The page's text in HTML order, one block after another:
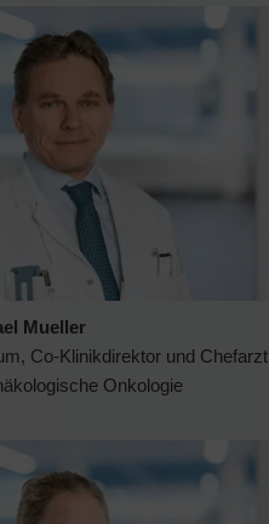
Mueller
Co-Klinikdirektor und Chefarzt
Onkologie